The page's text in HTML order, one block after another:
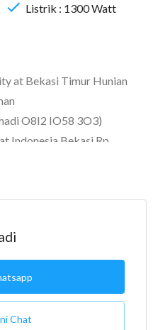
Listrik : 1300Watt
at Bekasi Timur Hunian
O8I2 IO58 3O3)
Indonesia Bekasi Rp.
Bangunan
Timur
Chat